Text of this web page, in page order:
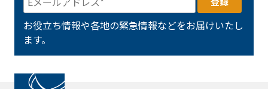
お役立ち情報や各地の緊急情報などをお届けいたし
ます。